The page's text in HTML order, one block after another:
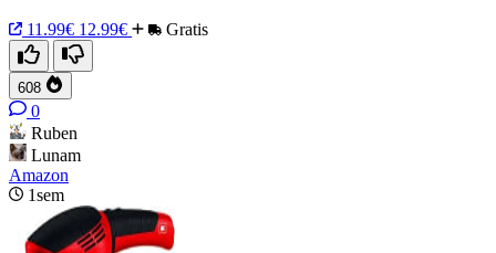
11.99€ 12.99€ Gratis
608
0
Ruben
Lunam
Amazon
1sem